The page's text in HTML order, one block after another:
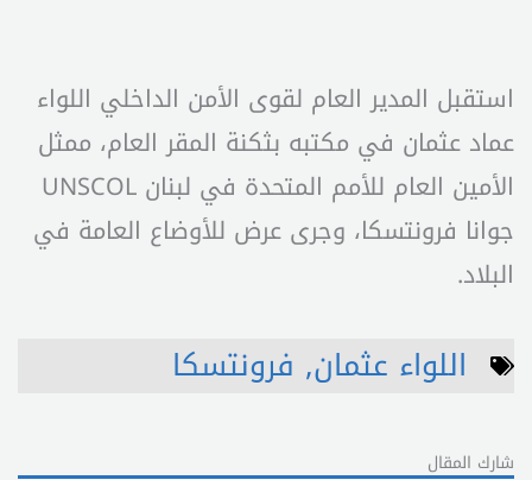
استقبل المدير العام لقوى الأمن الداخلي اللواء
عماد عثمان في مكتبه بثكنة المقر العام، ممثل
الأمين العام للأمم المتحدة في لبنان UNSCOL
جوانا فرونتسكا، وجرى عرض للأوضاع العامة في
البلاد.
اللواء عثمان, فرونتسكا
شارك المقال